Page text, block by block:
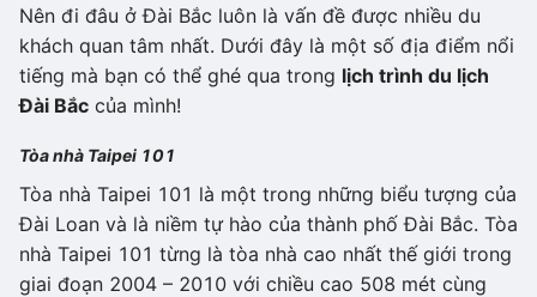
Nên đi đâu ở Đài Bắc luôn là vấn đề được nhiều du
khách quan tâm nhất. Dưới đây là một số địa điểm nổi
tiếng mà bạn có thể ghé qua trong lịch trình du lịch
Đài Bắc của mình!
Tòa nhà Taipei 101
Tòa nhà Taipei 101 là một trong những biểu tượng của
Đài Loan và là niềm tự hào của thành phố Đài Bắc. Tòa
nhà Taipei 101 từng là tòa nhà cao nhất thế giới trong
giai đoạn 2004 – 2010 với chiều cao 508 mét cùng